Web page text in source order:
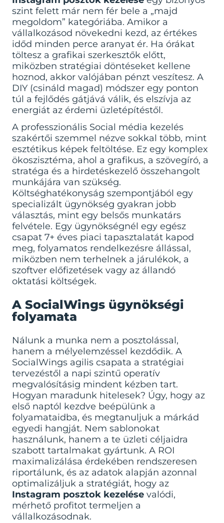
szint felett már nem fér bele a „majd
megoldom” kategóriába. Amikor a
vállalkozásod növekedni kezd, az értékes
időd minden perce aranyat ér. Ha órákat
töltesz a grafikai szerkesztők előtt,
miközben stratégiai döntéseket kellene
hoznod, akkor valójában pénzt veszítesz. A
DIY (csináld magad) módszer egy ponton
túl a fejlődés gátjává válik, és elszívja az
energiát az érdemi üzletépítéstől.
A professzionális Social média kezelés
szakértői szemmel nézve sokkal több, mint
esztétikus képek feltöltése. Ez egy komplex
ökoszisztéma, ahol a grafikus, a szövegíró, a
stratéga és a hirdetéskezelő összehangolt
munkájára van szükség.
Költséghatékonyság szempontjából egy
specializált ügynökség gyakran jobb
választás, mint egy belsős munkatárs
felvétele. Egy ügynökségnél egy egész
csapat 7+ éves piaci tapasztalatát kapod
meg, folyamatos rendelkezésre állással,
miközben nem terhelnek a járulékok, a
szoftver előfizetések vagy az állandó
oktatási költségek.
A SocialWings ügynökségi
folyamata
Nálunk a munka nem a posztolással,
hanem a mélyelemzéssel kezdődik. A
SocialWings agilis csapata a stratégiai
tervezéstől a napi szintű operatív
megvalósításig mindent kézben tart.
Hogyan maradunk hitelesek? Úgy, hogy az
első naptól kezdve beépülünk a
folyamataidba, és megtanuljuk a márkád
egyedi hangját. Nem sablonokat
használunk, hanem a te üzleti céljaidra
szabott tartalmakat gyártunk. A ROI
maximalizálása érdekében rendszeresen
riportálunk, és az adatok alapján azonnal
optimalizáljuk a stratégiát, hogy az
Instagram posztok kezelése valódi,
mérhető profitot termeljen a
vállalkozásodnak.